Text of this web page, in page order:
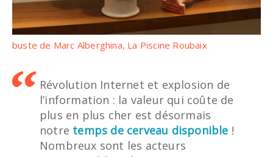
buste de Marc Alberghina, La Piscine Roubaix
Révolution Internet et explosion de
l’information : la valeur qui coûte de
plus en plus cher est désormais
notre temps de cerveau disponible !
Nombreux sont les acteurs